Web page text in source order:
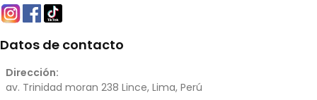
Datos de contacto
Dirección:
av. Trinidad moran 238 Lince, Lima, Perú